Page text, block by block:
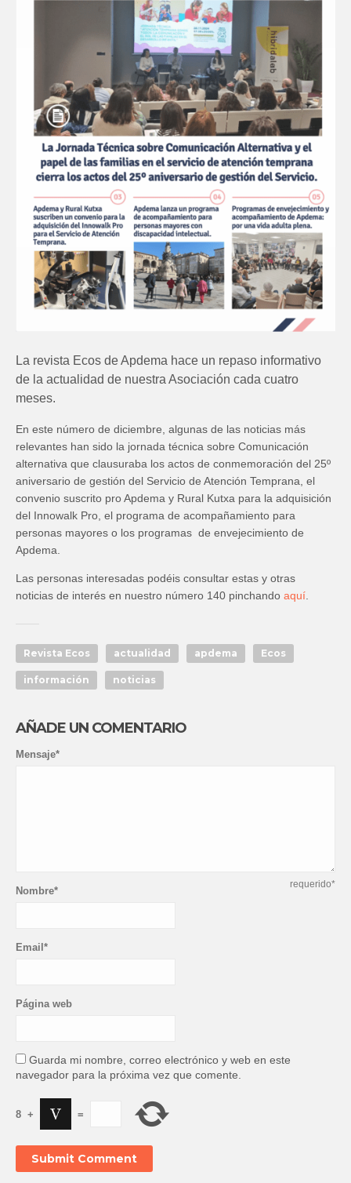
La revista Ecos de Apdema hace un repaso informativo
de la actualidad de nuestra Asociación cada cuatro
meses.
En este número de diciembre, algunas de las noticias más
relevantes han sido la jornada técnica sobre Comunicación
alternativa que clausuraba los actos de conmemoración del 25º
aniversario de gestión del Servicio de Atención Temprana, el
convenio suscrito pro Apdema y Rural Kutxa para la adquisición
del Innowalk Pro, el programa de acompañamiento para
personas mayores o los programas de envejecimiento de
Apdema.
Las personas interesadas podéis consultar estas y otras
noticias de interés en nuestro número 140 pinchando aquí
Revista Ecos actualidad apdema Ecos
información noticias
AÑADE UN COMENTARIO
Mensaje*
requerido*
Nombre*
Email*
Página web
Guarda mi nombre, correo electrónico y web en este
navegador para la próxima vez que comente.
8 + =